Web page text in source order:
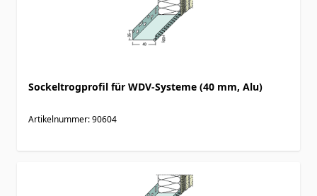
Sockeltrogprofil für WDV-Systeme (40 mm, Alu)
Artikelnummer: 90604